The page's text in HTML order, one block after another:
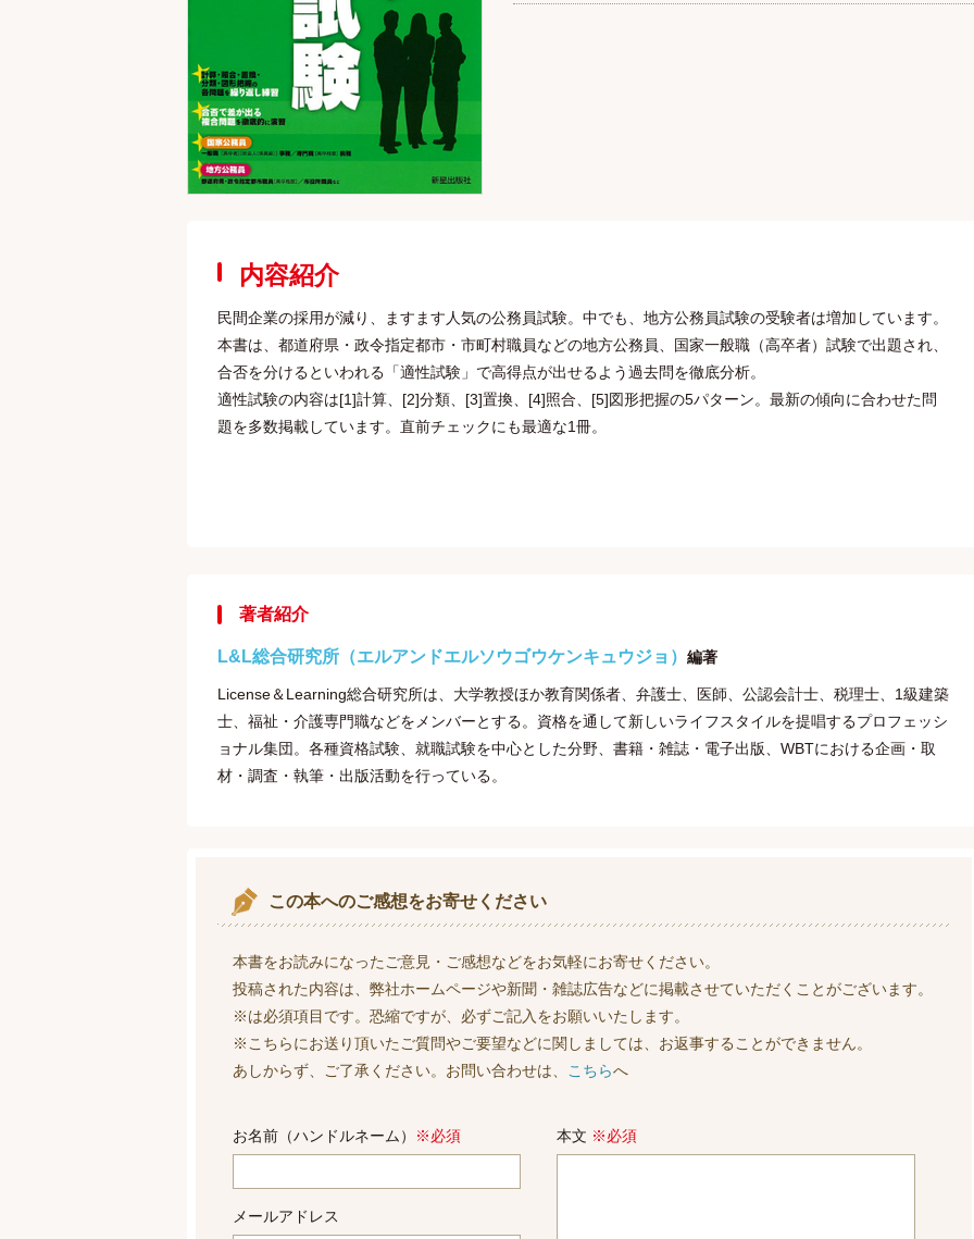
内容紹介
民間企業の採用が減り、ますます人気の公務員試験。中でも、地方公務員試験の受験者は増加しています。
本書は、都道府県・政令指定都市・市町村職員などの地方公務員、国家一般職（高卒者）試験で出題され、
合否を分けるといわれる「適性試験」で高得点が出せるよう過去問を徹底分析。
適性試験の内容は[1]計算、[2]分類、[3]置換、[4]照合、[5]図形把握の5パターン。最新の傾向に合わせた問
題を多数掲載しています。直前チェックにも最適な1冊。
著者紹介
L&L総合研究所（エルアンドエルソウゴウケンキュウジョ） 編著
License＆Learning総合研究所は、大学教授ほか教育関係者、弁護士、医師、公認会計士、税理士、1級建築
士、福祉・介護専門職などをメンバーとする。資格を通して新しいライフスタイルを提唱するプロフェッシ
ョナル集団。各種資格試験、就職試験を中心とした分野、書籍・雑誌・電子出版、WBTにおける企画・取
材・調査・執筆・出版活動を行っている。
この本へのご感想をお寄せください
本書をお読みになったご意見・ご感想などをお気軽にお寄せください。
投稿された内容は、弊社ホームページや新聞・雑誌広告などに掲載させていただくことがございます。
※は必須項目です。恐縮ですが、必ずご記入をお願いいたします。
※こちらにお送り頂いたご質問やご要望などに関しましては、お返事することができません。
あしからず、ご了承ください。お問い合わせは、
こちらへ
お名前（ハンドルネーム） ※必須
メールアドレス
本文 ※必須